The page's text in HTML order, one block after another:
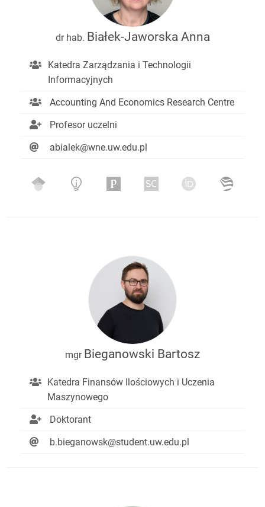
dr hab. Białek-Jaworska Anna
Katedra Zarządzania i Technologii
Informacyjnych
Accounting And Economics Research Centre
Profesor uczelni
abialek@wne.uw.edu.pl
mgr Bieganowski Bartosz
Katedra Finansów Ilościowych i Uczenia
Maszynowego
Doktorant
b.bieganowsk@student.uw.edu.pl